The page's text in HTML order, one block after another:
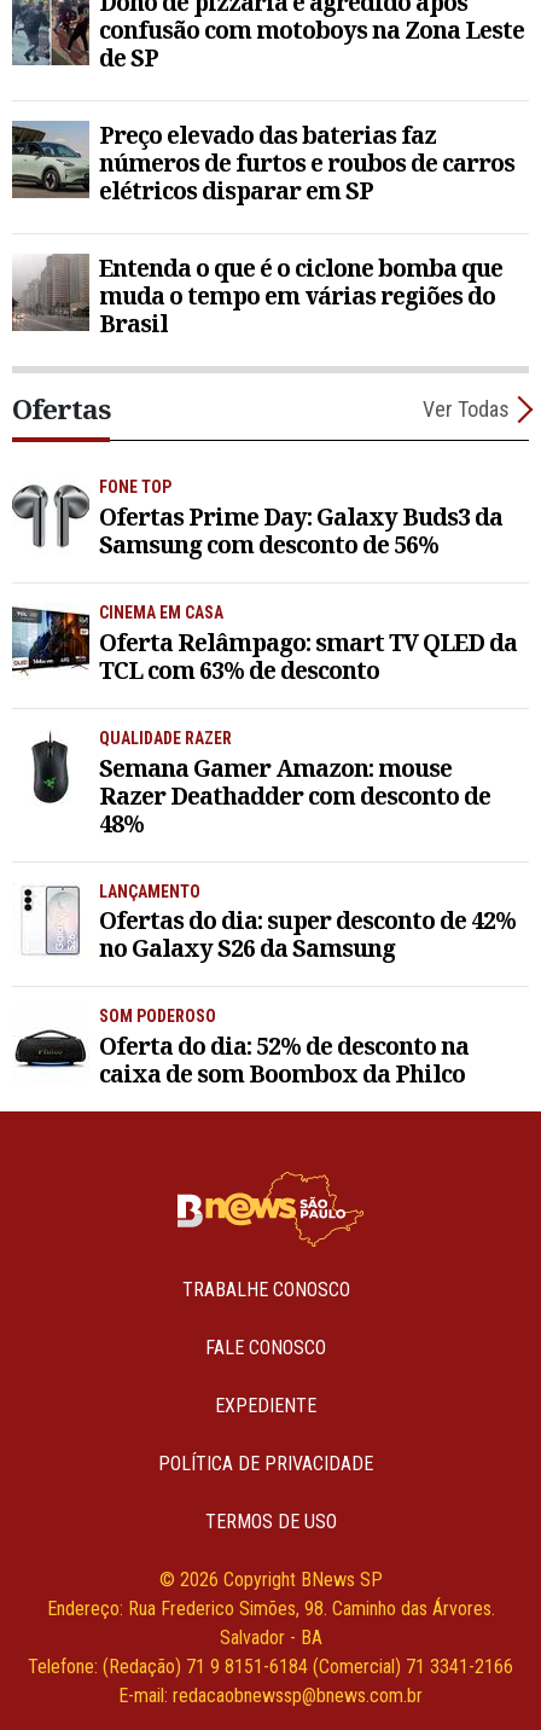
confusão com motoboys na Zona Leste
de SP
Preço elevado das baterias faz
números de furtos e roubos de carros
elétricos disparar em SP
Entenda o que é o ciclone bomba que
muda o tempo em várias regiões do
Brasil
Ofertas Ver Todas
FONE TOP
Ofertas Prime Day: Galaxy Buds3 da
Samsung com desconto de 56%
CINEMA EM CASA
Oferta Relâmpago: smart TV QLED da
TCL com 63% de desconto
QUALIDADE RAZER
Semana Gamer Amazon: mouse
Razer Deathadder com desconto de
48%
LANÇAMENTO
Ofertas do dia: super desconto de 42%
no Galaxy S26 da Samsung
SOM PODEROSO
Oferta do dia: 52% de desconto na
caixa de som Boombox da Philco
TRABALHE CONOSCO
FALE CONOSCO
EXPEDIENTE
POLÍTICA DE PRIVACIDADE
TERMOS DE USO
© 2026 Copyright BNews SP
Endereço: Rua Frederico Simões, 98. Caminho das Árvores.
Salvador - BA
Telefone: (Redação) 71 9 8151-6184 (Comercial) 71 3341-2166
E-mail: redacaobnewssp@bnews.com.br